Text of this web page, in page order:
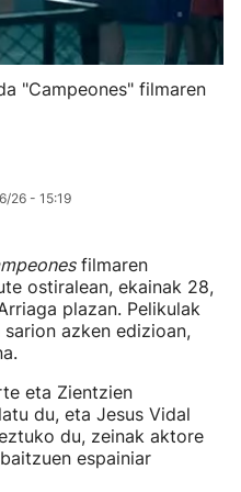
"Campeones" filmaren
26 - 15:19
filmaren
ostiralean, ekainak 28,
plazan. Pelikulak
azken edizioan,
eta Zientzien
du, eta Jesus Vidal
du, zeinak aktore
espainiar